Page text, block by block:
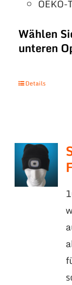
Wählen
unteren
Details